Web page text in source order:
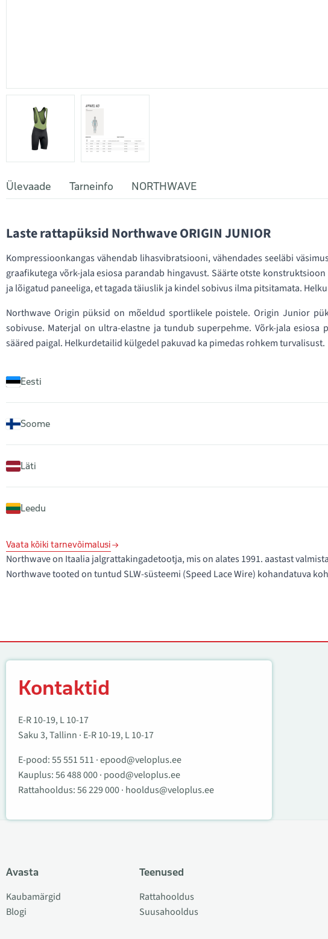
Ülevaade Tarneinfo NORTHWAVE
Laste rattapüksid Northwave ORIGIN JUNIOR
Kompressioonkangas vähendab lihasvibratsiooni, vähendades seeläbi
graafikutega võrk-jala esiosa parandab hingavust. Säärte otste
ja lõigatud paneeliga, et tagada täiuslik ja kindel sobivus ilma pitsitamata.
Northwave Origin püksid on mõeldud sportlikele poistele. Origin Junior
sobivuse. Materjal on ultra-elastne ja tundub superpehme. Võrk-jala
sääred paigal. Helkurdetailid külgedel pakuvad ka pimedas rohkem turvalisust.
Eesti
Soome
Läti
Leedu
Vaata kõiki tarnevõimalusi
Northwave on Itaalia jalgrattakingadetootja, mis on alates 1991. aastast
Northwave tooted on tuntud SLW-süsteemi (Speed Lace Wire) kohandatuva
Kontaktid
E-R 10-19, L 10-17
Saku 3, Tallinn · E-R 10-19, L 10-17
E-pood:55 551 511 ·epood@veloplus.ee
Kauplus:56 488 000· pood@veloplus.ee
Rattahooldus:56 229 000· hooldus@veloplus.ee
Avasta
Kaubamärgid
Blogi
Teenused
Rattahooldus
Suusahooldus